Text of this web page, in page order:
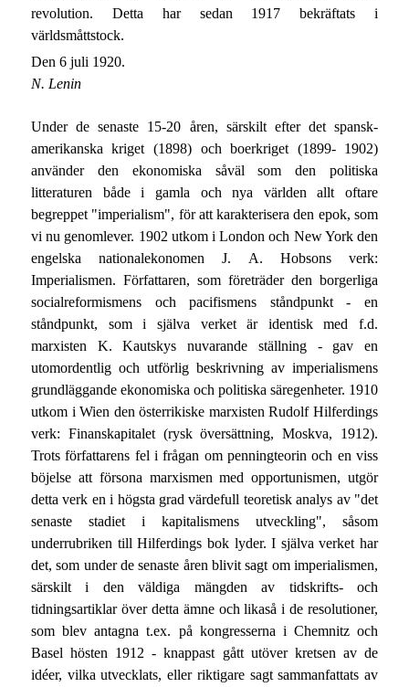
revolution. Detta har sedan 1917 bekräftats i
världsmåttstock.
Den 6 juli 1920.
N. Lenin
Under de senaste 15-20 åren, särskilt efter det spansk-
amerikanska kriget (1898) och boerkriget (1899- 1902)
använder den ekonomiska såväl som den politiska
litteraturen både i gamla och nya världen allt oftare
begreppet "imperialism", för att karakterisera den epok, som
vi nu genomlever. 1902 utkom i London och New York den
engelska nationalekonomen J. A. Hobsons verk:
Imperialismen. Författaren, som företräder den borgerliga
socialreformismens och pacifismens ståndpunkt - en
ståndpunkt, som i själva verket är identisk med f.d.
marxisten K. Kautskys nuvarande ställning - gav en
utomordentlig och utförlig beskrivning av imperialismens
grundläggande ekonomiska och politiska säregenheter. 1910
utkom i Wien den österrikiske marxisten Rudolf Hilferdings
verk: Finanskapitalet (rysk översättning, Moskva, 1912).
Trots författarens fel i frågan om penningteorin och en viss
böjelse att försona marxismen med opportunismen, utgör
detta verk en i högsta grad värdefull teoretisk analys av "det
senaste stadiet i kapitalismens utveckling", såsom
underrubriken till Hilferdings bok lyder. I själva verket har
det, som under de senaste åren blivit sagt om imperialismen,
särskilt i den väldiga mängden av tidskrifts- och
tidningsartiklar över detta ämne och likaså i de resolutioner,
som blev antagna t.ex. på kongresserna i Chemnitz och
Basel hösten 1912 - knappast gått utöver kretsen av de
idéer, vilka utvecklats, eller riktigare sagt sammanfattats av